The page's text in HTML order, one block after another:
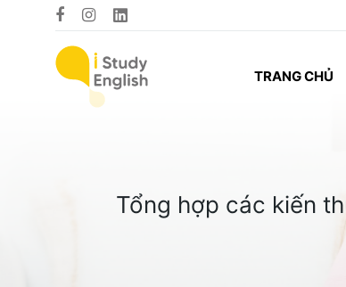
TRANG CHỦ
Tổng hợp các kiến